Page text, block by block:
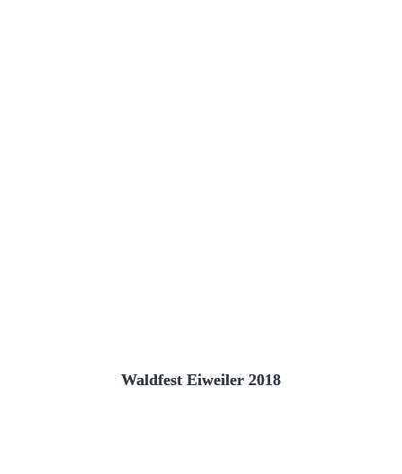
Waldfest Eiweiler 2018